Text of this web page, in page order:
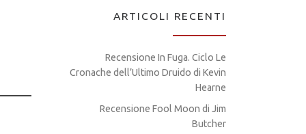
ARTICOLI RECENTI
Recensione In Fuga. Ciclo Le
Cronache dell’Ultimo Druido di Kevin
Hearne
Recensione Fool Moon di Jim
Butcher